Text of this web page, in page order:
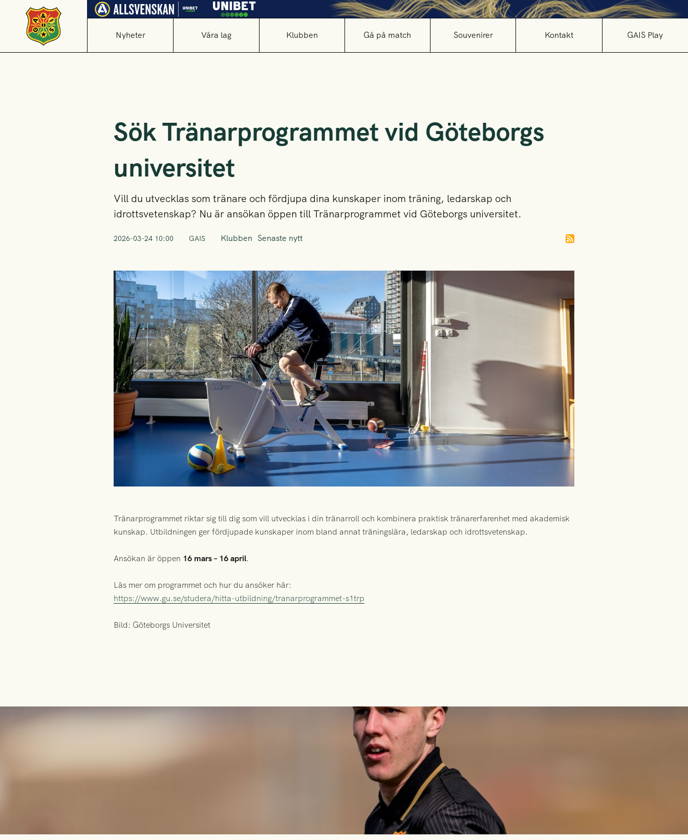
Nyheter Våra lag Klubben Gå på match Souvenirer Kontakt GAIS Play
Sök Tränarprogrammet vid Göteborgs
universitet
Vill du utvecklas som tränare och fördjupa dina kunskaper inom träning, ledarskap och
idrottsvetenskap? Nu är ansökan öppen till Tränarprogrammet vid Göteborgs universitet.
2026-03-24 10:00 GAIS Klubben Senaste nytt
Tränarprogrammet riktar sig till dig som vill utvecklas i din tränarroll och kombinera praktisk tränarerfarenhet med akademisk
kunskap. Utbildningen ger fördjupade kunskaper inom bland annat träningslära, ledarskap och idrottsvetenskap.
Ansökan är öppen 16 mars – 16 april.
Läs mer om programmet och hur du ansöker här:
https://www.gu.se/studera/hitta-utbildning/tranarprogrammet-s1trp
Bild: Göteborgs Universitet